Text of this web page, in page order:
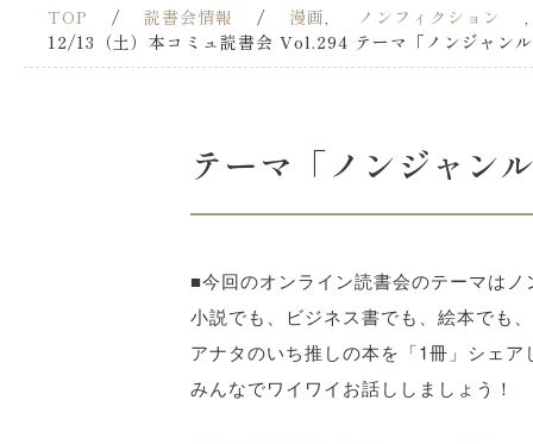
TOP / 読書会情報 / 漫画, ノンフィクション ,
12/13（土）本コミュ読書会 Vol.294 テーマ「ノンジャン
テーマ「ノンジャン
■今回のオンライン読書会のテーマはノ
小説でも、ビジネス書でも、絵本でも
アナタのいち推しの本を「1冊」シェア
みんなでワイワイお話ししましょう！